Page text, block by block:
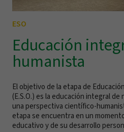
ESO
Educación
humanista
El objetivo de la etapa de
(E.S.O.) es la educación integral
una perspectiva científico-
etapa se encuentra en un
educativo y de su desarrollo